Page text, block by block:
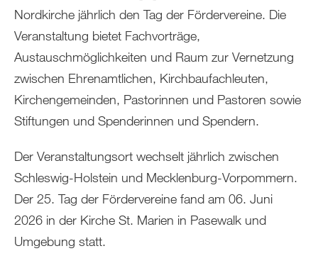
Nordkirche jährlich den Tag der Fördervereine. Die
Veranstaltung bietet Fachvorträge,
Austauschmöglichkeiten und Raum zur Vernetzung
zwischen Ehrenamtlichen, Kirchbaufachleuten,
Kirchengemeinden, Pastorinnen und Pastoren sowie
Stiftungen und Spenderinnen und Spendern.
Der Veranstaltungsort wechselt jährlich zwischen
Schleswig-Holstein und Mecklenburg-Vorpommern.
Der 25. Tag der Fördervereine fand am 06. Juni
2026 in der Kirche St. Marien in Pasewalk und
Umgebung statt.